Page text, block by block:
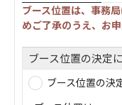
ブース位置は、事務
めご了承のうえ、お申
ブース位置の決定
ブース位置の決